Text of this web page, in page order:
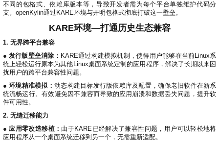
社
区
集
G
会
翻
译
长
体
分
商
城
动
t
x
e
n
K
y
l
i
n
文
征
集
成
平
术
衍
行
版
第
三
方
开
源
组
库
议
隐
策
声
明
法
律
声
明
不同的包格式、依赖库版本等，导致开发者需为每个平台单独维护代码分
支。openKylin通过KARE环境与开明包格式彻底打破这一壁垒。
KARE环境—打通历史生态兼容
1. 无界跨平台兼容
● 发行版壁垒消除： KARE通过构建模拟机制，使得用户能够在当前Linux系
统上轻松运行原本为其他Linux桌面系统定制的应用程序，解决了长期以来困
扰用户的跨平台兼容性问题。
● 环境精准模拟： 动态构建目标发行版依赖库及配置，确保老旧软件在新系
统流畅运行。有效避免因不兼容而导致的应用崩溃和数据丢失问题，提升软
件可用性。
2. 无缝迁移能力
● 应用零改造移植： 由于KARE已经解决了兼容性问题，用户可以轻松地将
应用程序从一个桌面系统迁移到另一个，无需重新适配。